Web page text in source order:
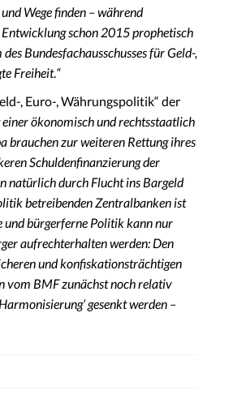
Wege finden – während
schon 2015 prophetisch
Bundesfachausschusses für Geld-,
Freiheit.“
, Euro-, Währungspolitik“ der
ökonomisch und rechtsstaatlich
brauchen zur weiteren Rettung ihres
Schuldenfinanzierung der
natürlich durch Flucht ins Bargeld
betreibenden Zentralbanken ist
bürgerferne Politik kann nur
aufrechterhalten werden: Den
und konfiskationsträchtigen
vom BMF zunächst noch relativ
gesenkt werden –